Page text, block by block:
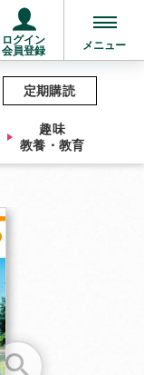
ログイン
会員登録
メニュー
趣味
教養・教育
定期購読